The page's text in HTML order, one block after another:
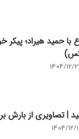
با حمید هیراد؛
1404/12/
| تصاویری از بارش
1404/12/